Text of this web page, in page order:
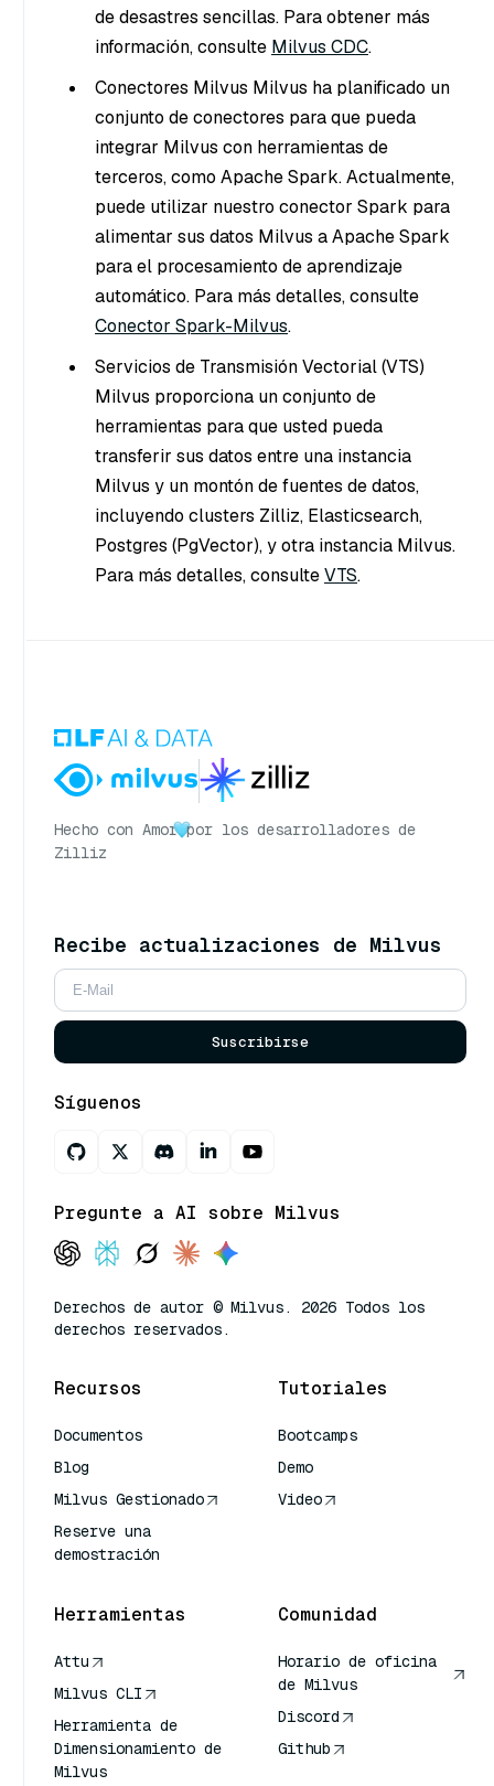
de desastres sencillas. Para obtener más
información, consulte Milvus CDC.
Conectores Milvus Milvus ha planificado un
conjunto de conectores para que pueda
integrar Milvus con herramientas de
terceros, como Apache Spark. Actualmente,
puede utilizar nuestro conector Spark para
alimentar sus datos Milvus a Apache Spark
para el procesamiento de aprendizaje
automático. Para más detalles, consulte
Conector Spark-Milvus.
Servicios de Transmisión Vectorial (VTS)
Milvus proporciona un conjunto de
herramientas para que usted pueda
transferir sus datos entre una instancia
Milvus y un montón de fuentes de datos,
incluyendo clusters Zilliz, Elasticsearch,
Postgres (PgVector), y otra instancia Milvus.
Para más detalles, consulteVTS.
Hecho con Amor por los desarrolladores de
Zilliz
Recibe actualizaciones de Milvus
Suscribirse
Síguenos
Pregunte a AI sobre Milvus
Derechos de autor © Milvus. 2026 Todos los
derechos reservados.
Recursos
Documentos
Blog
Milvus Gestionado
Reserve una
demostración
Tutoriales
Bootcamps
Demo
Video
Herramientas
Attu
Milvus CLI
Herramienta de
Dimensionamiento de
Milvus
Comunidad
Horario de oficina
de Milvus
Discord
Github